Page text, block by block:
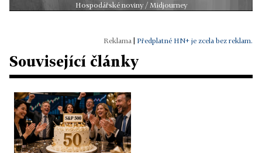
Hospodářské noviny / Midjourney
Předplatné HN+ je zcela bez reklam.
Související články